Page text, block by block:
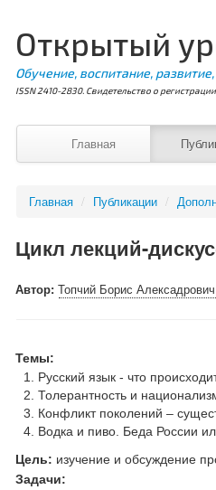
Открытый
Обучение, воспитание,
ISSN 2410-2830. Свидетельство о
Главная
Главная / Публикации /
Цикл лекций-
Автор:Топчий Борис Алексадрович
Темы:
Русский язык - что
Толерантность и
Конфликт поколений –
Водка и пиво. Беда России
Цель: изучение и обсуждение
Задачи: